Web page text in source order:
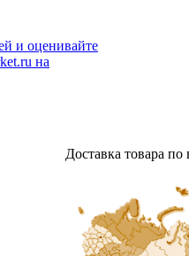
Доставка товара по